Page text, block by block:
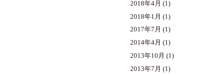
2018年4月 (1)
2018年1月 (1)
2017年7月 (1)
2014年4月 (1)
2013年10月 (1)
2013年7月 (1)